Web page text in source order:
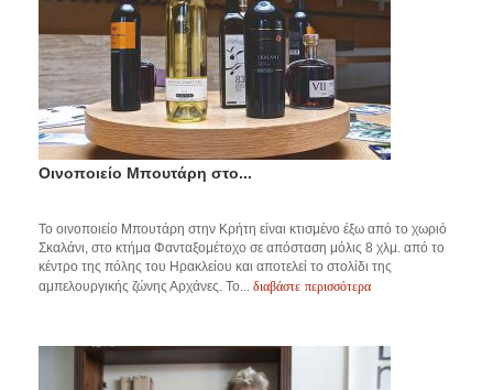
Οινοποιείο Μπουτάρη στο...
Το οινοποιείο Μπουτάρη στην Κρήτη είναι κτισμένο έξω από το χωριό
Σκαλάνι, στο κτήμα Φανταξομέτοχο σε απόσταση μόλις 8 χλμ. από το
κέντρο της πόλης του Ηρακλείου και αποτελεί το στολίδι της
αμπελουργικής ζώνης Αρχάνες. Το... διαβάστε περισσότερα